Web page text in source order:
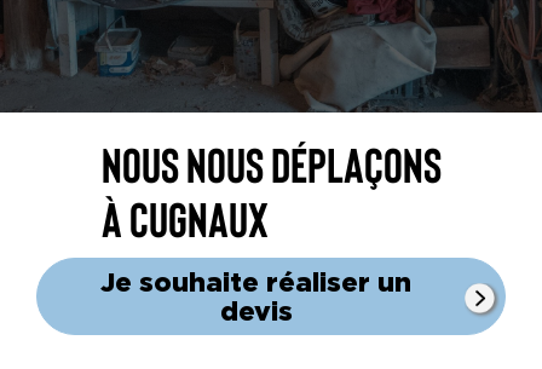
Nous nous déplaçons
à Cugnaux
Je souhaite réaliser un
devis